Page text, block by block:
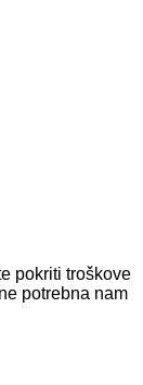
pokriti troškove
potrebna nam